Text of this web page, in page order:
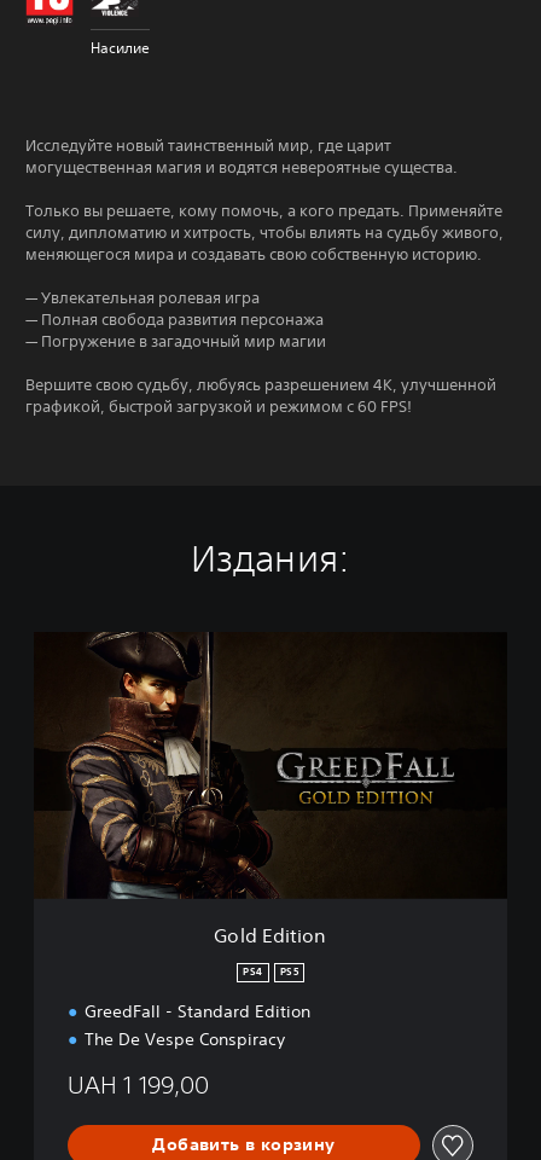
Насилие
Исследуйте новый таинственный мир, где царит
могущественная магия и водятся невероятные существа.
Только вы решаете, кому помочь, а кого предать. Применяйте
силу, дипломатию и хитрость, чтобы влиять на судьбу живого,
меняющегося мира и создавать свою собственную историю.
— Увлекательная ролевая игра
— Полная свобода развития персонажа
— Погружение в загадочный мир магии
Вершите свою судьбу, любуясь разрешением 4K, улучшенной
графикой, быстрой загрузкой и режимом с 60 FPS!
Издания:
Gold Edition
PS4 PS5
GreedFall - Standard Edition
The De Vespe Conspiracy
UAH 1 199,00
Добавить в корзину